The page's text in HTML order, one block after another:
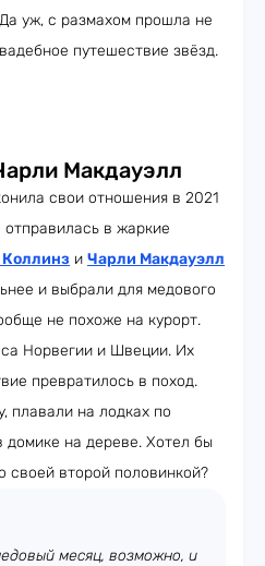
уж, с размахом прошла не
путешествие звёзд.
Макдауэлл
свои отношения в 2021
в жаркие
и Чарли Макдауэлл
и выбрали для медового
не похоже на курорт.
Норвегии и Швеции. Их
превратилось в поход.
плавали на лодках по
на дереве. Хотел бы
своей второй половинкой?
месяц, возможно, и